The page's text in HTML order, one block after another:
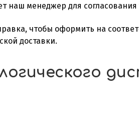
наш менеджер для согласования
чтобы оформить на
доставки.